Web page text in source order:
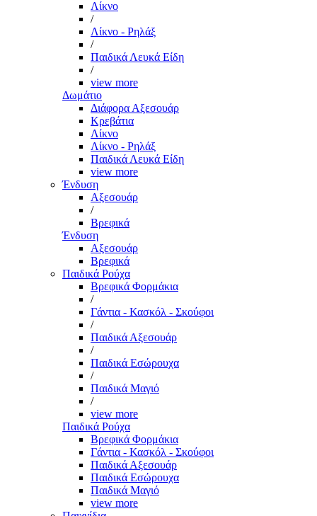
Λίκνο
/
Λίκνο - Ρηλάξ
/
Παιδικά Λευκά Είδη
/
view more
Δωμάτιο
Διάφορα Αξεσουάρ
Κρεβάτια
Λίκνο
Λίκνο - Ρηλάξ
Παιδικά Λευκά Είδη
view more
Ένδυση
Αξεσουάρ
/
Βρεφικά
Ένδυση
Αξεσουάρ
Βρεφικά
Παιδικά Ρούχα
Βρεφικά Φορμάκια
/
Γάντια - Κασκόλ - Σκούφοι
/
Παιδικά Αξεσουάρ
/
Παιδικά Εσώρουχα
/
Παιδικά Μαγιό
/
view more
Παιδικά Ρούχα
Βρεφικά Φορμάκια
Γάντια - Κασκόλ - Σκούφοι
Παιδικά Αξεσουάρ
Παιδικά Εσώρουχα
Παιδικά Μαγιό
view more